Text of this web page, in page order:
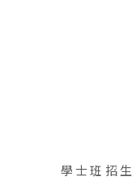
學士班招生